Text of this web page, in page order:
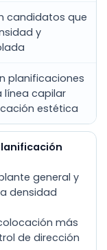
candidatos que
y
planificaciones
línea capilar
estética
general y
densidad
más
de dirección